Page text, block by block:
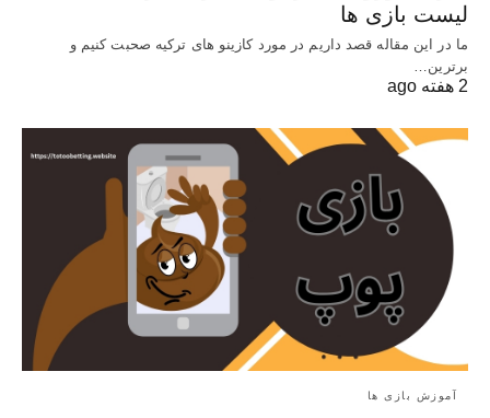
لیست بازی ها
ما در این مقاله قصد داریم در مورد کازینو های ترکیه صحبت کنیم و
برترین…
2 هفته ago
آموزش بازی ها